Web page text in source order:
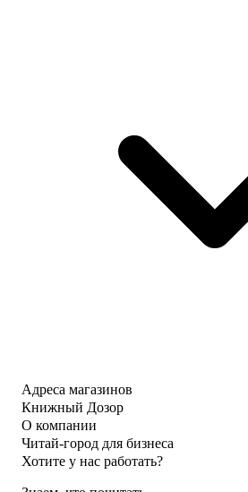
Адреса магазинов
Книжный Дозор
О компании
Читай-город для бизнеса
Хотите у нас работать?